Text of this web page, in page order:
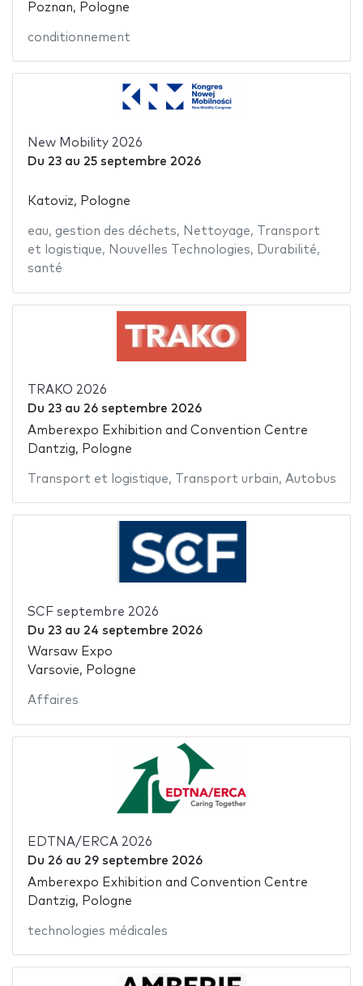
Poznan, Pologne
conditionnement
New Mobility 2026
Du 23au 25 septembre 2026
Katoviz, Pologne
eau, gestion des déchets, Nettoyage,
Transport
et logistique, Nouvelles Technologies, Durabilité,
santé
TRAKO 2026
Du 23au 26 septembre 2026
Amberexpo Exhibition and Convention Centre
Dantzig, Pologne
Transport et logistique, Transport urbain, Autobus
SCF septembre 2026
Du 23au 24 septembre 2026
Warsaw Expo
Varsovie, Pologne
Affaires
EDTNA/ERCA 2026
Du 26au 29 septembre 2026
Amberexpo Exhibition and Convention Centre
Dantzig, Pologne
technologies médicales